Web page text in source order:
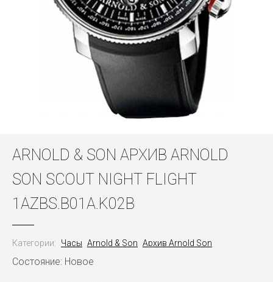
ARNOLD & SON АРХИВ ARNOLD
SON SCOUT NIGHT FLIGHT
1AZBS.B01A.K02B
Категории: Часы Arnold & Son Архив Arnold Son
Состояние: Новое